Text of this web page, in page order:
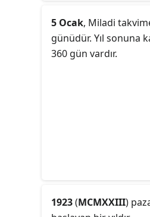
5 Ocak, Miladi
günüdür. Yıl sonuna
360 gün vardır.
1923(MCMXXIII)